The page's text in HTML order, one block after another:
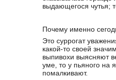
выдающегося чутья;
Почему именно
Это суррогат
какой-то своей
выпивохи выясняют
уме, то у пьяного на
помалкивают.